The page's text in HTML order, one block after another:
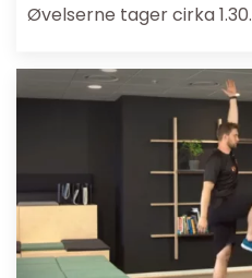
Øvelserne tager cirka 1.30.